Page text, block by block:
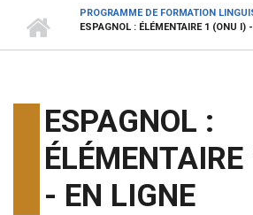
PROGRAMME DE FORMATION
ESPAGNOL : ÉLÉMENTAIRE 1 (ONU I)
ESPAGNOL :
- EN LIGNE